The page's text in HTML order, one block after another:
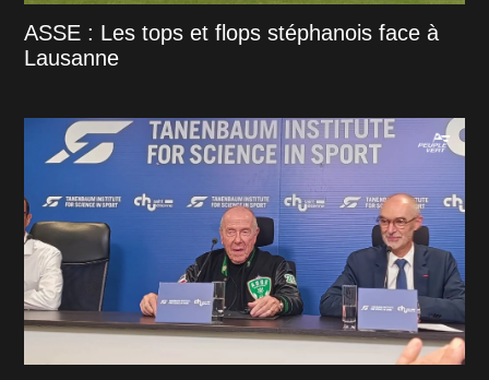
ASSE : Les tops et flops stéphanois face à
Lausanne